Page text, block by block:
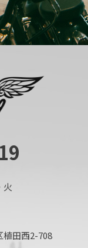
火
田西2-708